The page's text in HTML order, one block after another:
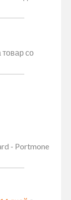
товар со
- Portmone